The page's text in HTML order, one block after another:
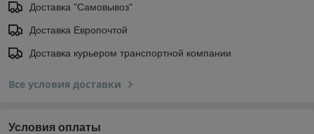
Доставка "Самовывоз"
Доставка Европочтой
Доставка курьером транспортной компании
Все условия доставки
Условия оплаты